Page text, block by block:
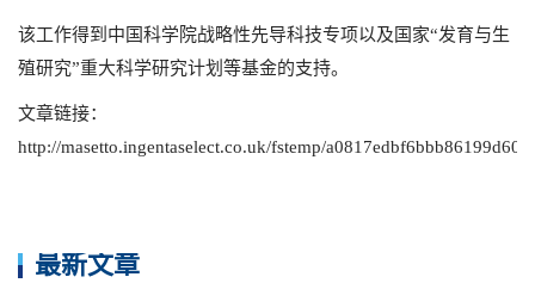
该工作得到中国科学院战略性先导科技专项以及国家“发育与生
殖研究”重大科学研究计划等基金的支持。
文章链接：
http://masetto.ingentaselect.co.uk/fstemp/
最新文章